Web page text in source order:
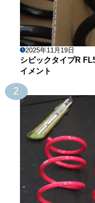
2025年11月19日
シビックタイプR
イメント
2